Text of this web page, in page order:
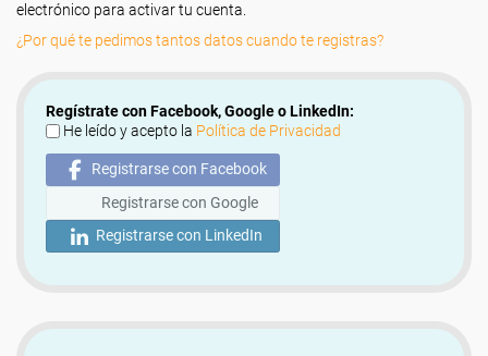
electrónico para activar tu cuenta.
¿Por qué te pedimos tantos datos cuando te registras?
Regístrate con Facebook, Google o LinkedIn:
He leído y acepto la Política de Privacidad
Registrarse con Facebook
Registrarse con Google
Registrarse con LinkedIn